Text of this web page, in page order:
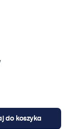
do koszyka